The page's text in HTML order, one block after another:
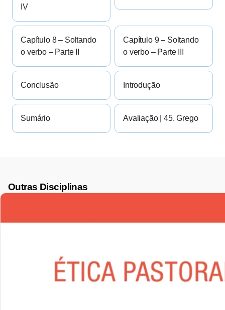
IV
Capítulo 8 – Soltando
o verbo – Parte II
Capítulo 9 – Soltando
o verbo – Parte III
Conclusão Introdução
Sumário Avaliação | 45. Grego
Outras Disciplinas